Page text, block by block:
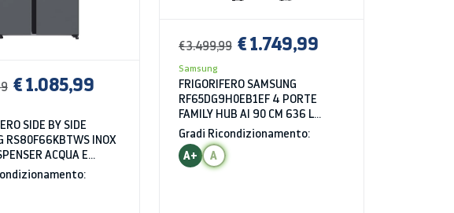
€ 1.085,99
SIDE BY SIDE
RS80F66KBTWS INOX
ACQUA E
LIBERA
CLASSE B
€ 3.499,99 € 1.749,99
Samsung
FRIGORIFERO SAMSUNG
RF65DG9H0EB1EF 4 PORTE
FAMILY HUB AI 90 CM 636 L
BEVERAGE CENTER INOX
SPAZZOLATO DISPLAY
DISPENSER LIBERA
INSTALLAZIONE CLASS E
Gradi Ricondizionamento:
A+
A